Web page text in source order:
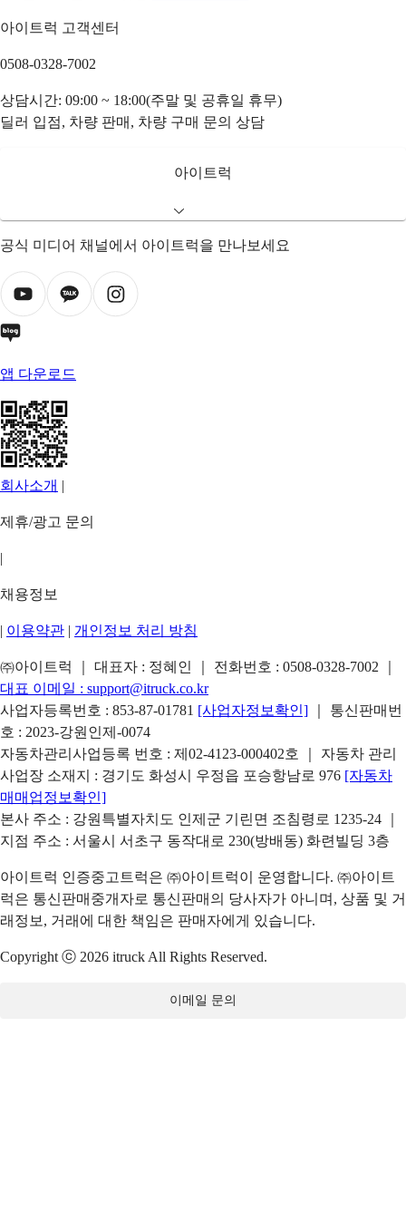
아이트럭 고객센터
0508-0328-7002
상담시간: 09:00 ~ 18:00(주말 및 공휴일 휴무)
딜러 입점, 차량 판매, 차량 구매 문의 상담
아이트럭
공식 미디어 채널에서 아이트럭을 만나보세요
앱 다운로드
회사소개 |
제휴/광고 문의
|
채용정보
| 이용약관 | 개인정보 처리 방침
㈜아이트럭 ｜ 대표자 : 정혜인 ｜ 전화번호 : 0508-0328-7002
대표 이메일 : support@itruck.co.kr
사업자등록번호 : 853-87-01781 [사업자정보확인]
｜ 통신판매번
호 : 2023-강원인제-0074
자동차관리사업등록 번호 : 제02-4123-000402호 ｜ 자동차 관리
사업장 소재지 : 경기도 화성시 우정읍 포승항남로 976 [자동차
매매업정보확인]
본사 주소 : 강원특별자치도 인제군 기린면 조침령로 1235-24 ｜
지점 주소 : 서울시 서초구 동작대로 230(방배동) 화련빌딩 3층
아이트럭 인증중고트럭은 ㈜아이트럭이 운영합니다. ㈜아이트
럭은 통신판매중개자로 통신판매의 당사자가 아니며, 상품 및 거
래정보, 거래에 대한 책임은 판매자에게 있습니다.
Copyright ⓒ 2026 itruck All Rights Reserved.
이메일 문의